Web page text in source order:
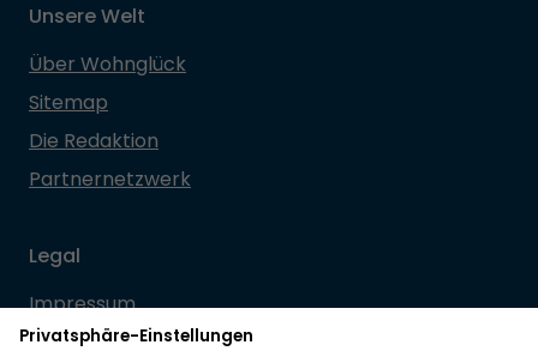
Unsere Welt
Über Wohnglück
Sitemap
Die Redaktion
Partnernetzwerk
Legal
Impressum
Datenschutz